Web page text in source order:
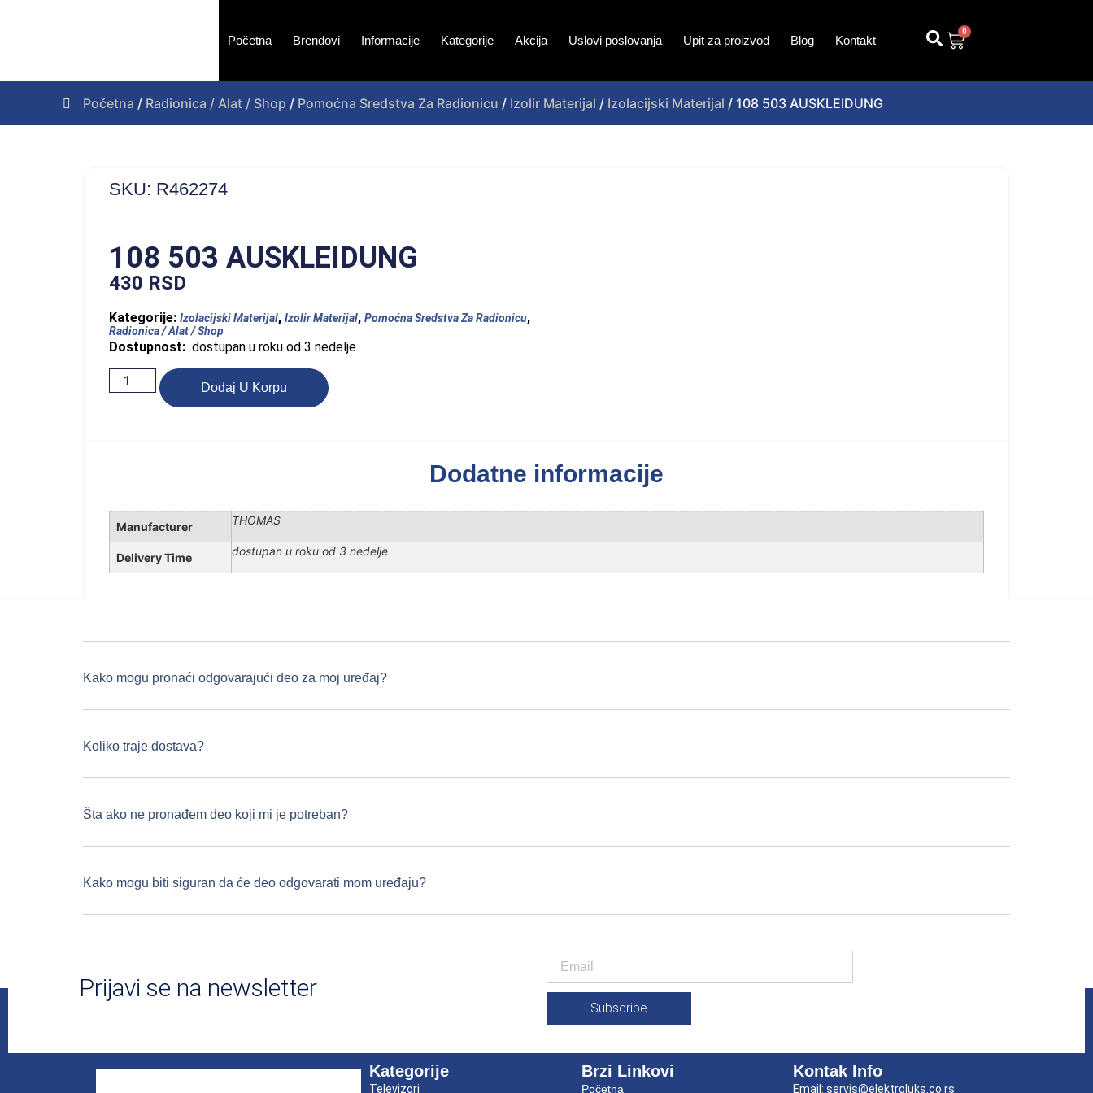
Početna Brendovi Informacije Kategorije Akcija Uslovi poslovanja Upit za proizvod Blog Kontakt
0
Početna / Radionica / Alat / Shop / Pomoćna Sredstva Za Radionicu / Izolir Materijal / Izolacijski Materijal / 108 503 AUSKLEIDUNG
SKU: R462274
108 503 AUSKLEIDUNG
430 RSD
Kategorije: Izolacijski Materijal, Izolir Materijal, Pomoćna Sredstva Za Radionicu,
Radionica / Alat / Shop
Dostupnost: dostupan u roku od 3 nedelje
Dodaj U Korpu
Dodatne informacije
Manufacturer THOMAS
Delivery Time dostupan u roku od 3 nedelje
Kako mogu pronaći odgovarajući deo za moj uređaj?
Koliko traje dostava?
Šta ako ne pronađem deo koji mi je potreban?
Kako mogu biti siguran da će deo odgovarati mom uređaju?
Prijavi se na newsletter
Subscribe
Kategorije
Televizori
Brzi Linkovi
Početna
Kontak Info
Email: servis@elektroluks.co.rs